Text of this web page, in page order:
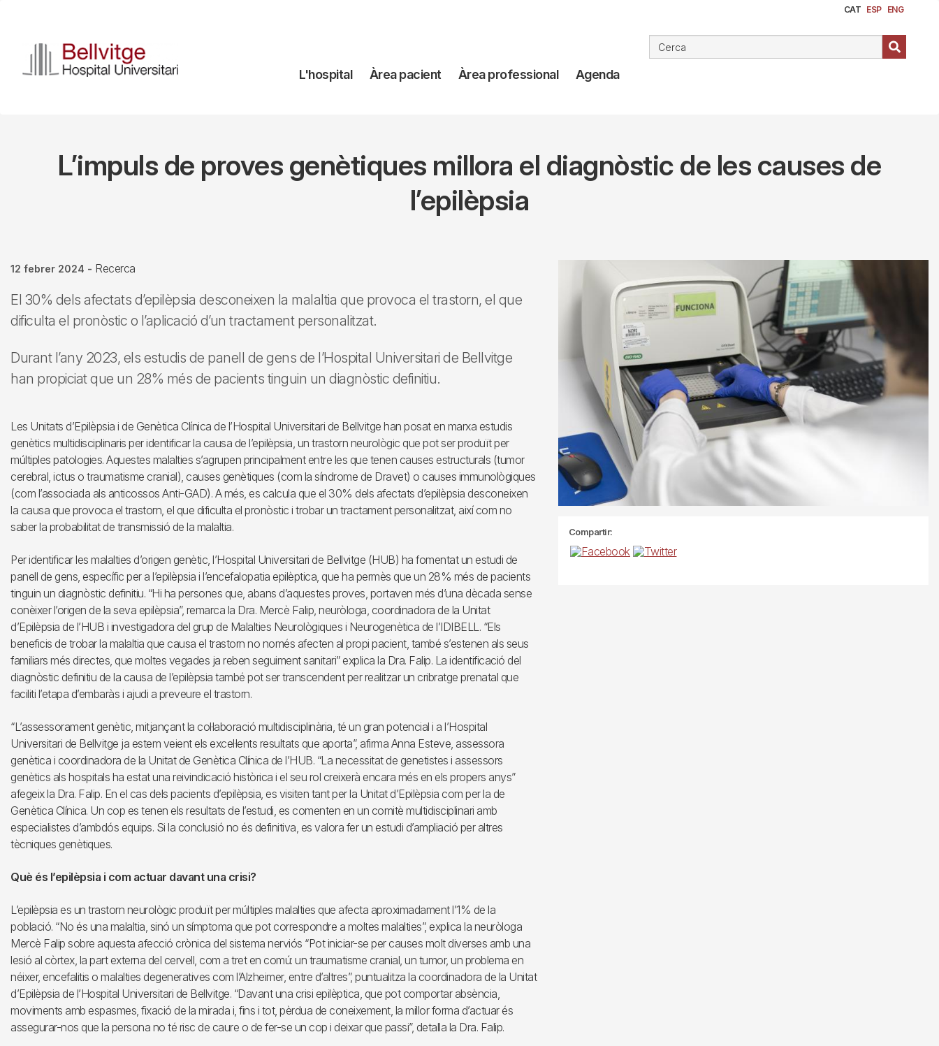
contingut
CAT ESP ENG
Navegación
L'hospital Àrea pacient Àrea professional Agenda
L’impuls de proves genètiques millora el diagnòstic de les causes de
l’epilèpsia
12 febrer 2024 - Recerca
El 30% dels afectats d’epilèpsia desconeixen la malaltia que provoca el trastorn, el que
dificulta el pronòstic o l’aplicació d’un tractament personalitzat.
Durant l’any 2023, els estudis de panell de gens de l’Hospital Universitari de Bellvitge
han propiciat que un 28% més de pacients tinguin un diagnòstic definitiu.
Les Unitats d’Epilèpsia i de Genètica Clínica de l’Hospital Universitari de Bellvitge han posat en marxa estudis
genètics multidisciplinaris per identificar la causa de l’epilèpsia, un trastorn neurològic que pot ser produït per
múltiples patologies. Aquestes malalties s’agrupen principalment entre les que tenen causes estructurals (tumor
cerebral, ictus o traumatisme cranial), causes genètiques (com la síndrome de Dravet) o causes immunològiques
(com l’associada als anticossos Anti-GAD). A més, es calcula que el 30% dels afectats d’epilèpsia desconeixen
la causa que provoca el trastorn, el que dificulta el pronòstic i trobar un tractament personalitzat, així com no
saber la probabilitat de transmissió de la malaltia.
Per identificar les malalties d’origen genètic, l’Hospital Universitari de Bellvitge (HUB) ha fomentat un estudi de
panell de gens, específic per a l’epilèpsia i l’encefalopatia epilèptica, que ha permès que un 28% més de pacients
tinguin un diagnòstic definitiu. “Hi ha persones que, abans d’aquestes proves, portaven més d’una dècada sense
conèixer l’origen de la seva epilèpsia”, remarca la Dra. Mercè Falip, neuròloga, coordinadora de la Unitat
d’Epilèpsia de l’HUB i investigadora del grup de Malalties Neurològiques i Neurogenètica de l’IDIBELL. “Els
beneficis de trobar la malaltia que causa el trastorn no només afecten al propi pacient, també s’estenen als seus
familiars més directes, que moltes vegades ja reben seguiment sanitari” explica la Dra. Falip. La identificació del
diagnòstic definitiu de la causa de l’epilèpsia també pot ser transcendent per realitzar un cribratge prenatal que
faciliti l’etapa d’embaràs i ajudi a preveure el trastorn.
“L’assessorament genètic, mitjançant la col·laboració multidisciplinària, té un gran potencial i a l’Hospital
Universitari de Bellvitge ja estem veient els excel·lents resultats que aporta”, afirma Anna Esteve, assessora
genètica i coordinadora de la Unitat de Genètica Clínica de l’HUB. “La necessitat de genetistes i assessors
genètics als hospitals ha estat una reivindicació històrica i el seu rol creixerà encara més en els propers anys”
afegeix la Dra. Falip. En el cas dels pacients d’epilèpsia, es visiten tant per la Unitat d’Epilèpsia com per la de
Genètica Clínica. Un cop es tenen els resultats de l’estudi, es comenten en un comitè multidisciplinari amb
especialistes d’ambdós equips. Si la conclusió no és definitiva, es valora fer un estudi d’ampliació per altres
tècniques genètiques.
Què és l’epilèpsia i com actuar davant una crisi?
L’epilèpsia es un trastorn neurològic produït per múltiples malalties que afecta aproximadament l’1% de la
població. “No és una malaltia, sinó un símptoma que pot correspondre a moltes malalties”, explica la neuròloga
Mercè Falip sobre aquesta afecció crònica del sistema nerviós “Pot iniciar-se per causes molt diverses amb una
lesió al còrtex, la part externa del cervell, com a tret en comú: un traumatisme cranial, un tumor, un problema en
néixer, encefalitis o malalties degeneratives com l’Alzheimer, entre d’altres”, puntualitza la coordinadora de la Unitat
d’Epilèpsia de l’Hospital Universitari de Bellvitge. “Davant una crisi epilèptica, que pot comportar absència,
moviments amb espasmes, fixació de la mirada i, fins i tot, pèrdua de coneixement, la millor forma d’actuar és
assegurar-nos que la persona no té risc de caure o de fer-se un cop i deixar que passi”, detalla la Dra. Falip.
Compartir: